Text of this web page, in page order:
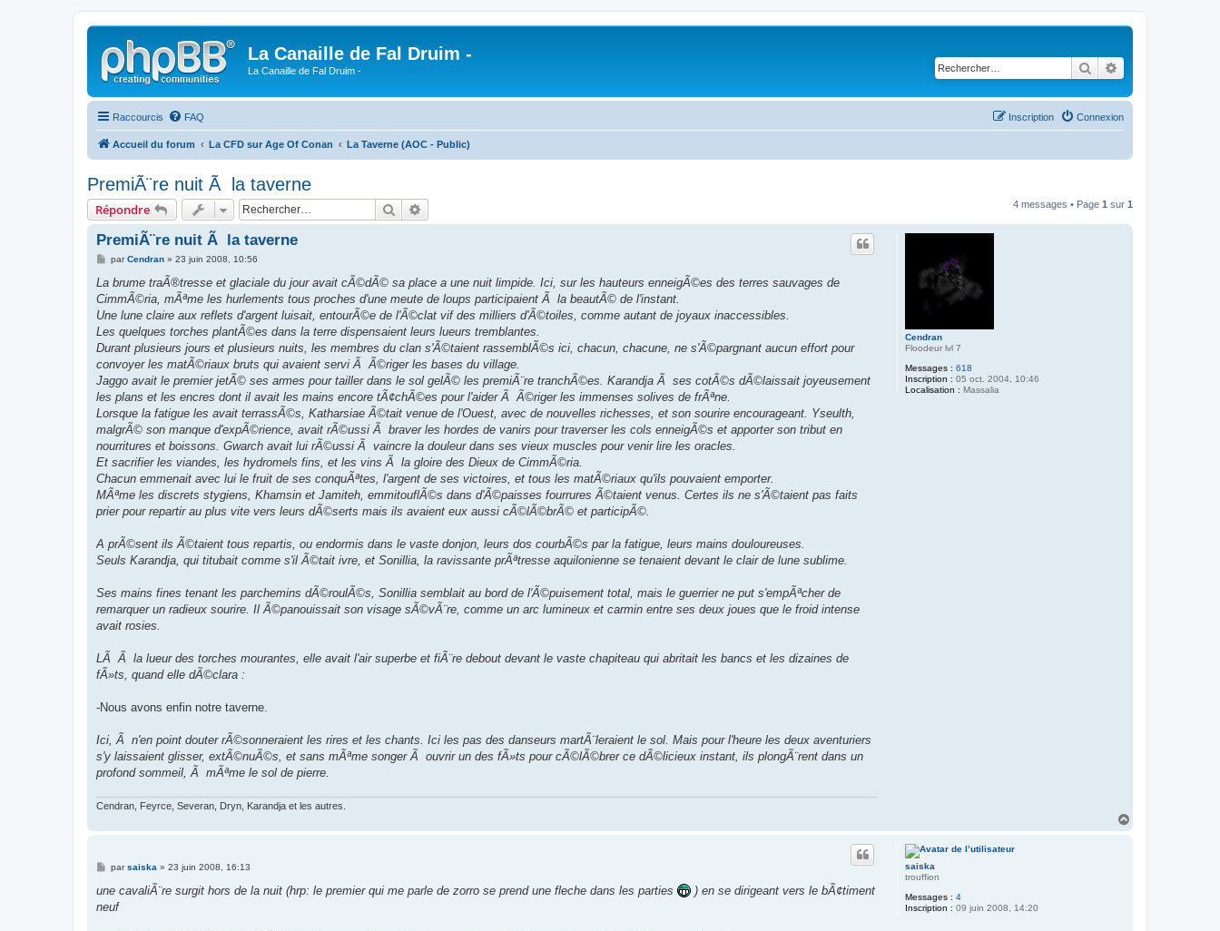
La Canaille de Fal Druim -
La Canaille de Fal Druim - Rechercher
Raccourcis FAQ Connexion
Inscription
Accueil du forum La CFD sur Age Of Conan La Taverne (AOC - Public)
PremiÃ¨re nuit Ã la taverne
Répondre Rechercher 4 messages • Page 1 sur 1
Cendran
Floodeur lvl 7
Messages : 618
Inscription : 05 oct. 2004, 10:46
Localisation : Massalia
PremiÃ¨re nuit Ã la taverne
M
s
a
g
parCendran» 23 juin 2008, 10:56
La brume traÃ®tresse et glaciale du jour avait cÃ©dÃ© sa place a une nuit limpide. Ici, sur les hauteurs enneigÃ©es des terres sauvages de
CimmÃ©ria, mÃªme les hurlements tous proches d'une meute de loups participaient Ã la beautÃ© de l'instant.
Une lune claire aux reflets d'argent luisait, entourÃ©e de l'Ã©clat vif des milliers d'Ã©toiles, comme autant de joyaux inaccessibles.
Les quelques torches plantÃ©es dans la terre dispensaient leurs lueurs tremblantes.
Durant plusieurs jours et plusieurs nuits, les membres du clan s'Ã©taient rassemblÃ©s ici, chacun, chacune, ne s'Ã©pargnant aucun effort pour
convoyer les matÃ©riaux bruts qui avaient servi Ã Ã©riger les bases du village.
Jaggo avait le premier jetÃ© ses armes pour tailler dans le sol gelÃ© les premiÃ¨re tranchÃ©es. Karandja Ã ses cotÃ©s dÃ©laissait joyeusement
les plans et les encres dont il avait les mains encore tÃ¢chÃ©es pour l'aider Ã Ã©riger les immenses solives de frÃªne.
Lorsque la fatigue les avait terrassÃ©s, Katharsiae Ã©tait venue de l'Ouest, avec de nouvelles richesses, et son sourire encourageant. Yseulth,
malgrÃ© son manque d'expÃ©rience, avait rÃ©ussi Ã braver les hordes de vanirs pour traverser les cols enneigÃ©s et apporter son tribut en
nourritures et boissons. Gwarch avait lui rÃ©ussi Ã vaincre la douleur dans ses vieux muscles pour venir lire les oracles.
Et sacrifier les viandes, les hydromels fins, et les vins Ã la gloire des Dieux de CimmÃ©ria.
Chacun emmenait avec lui le fruit de ses conquÃªtes, l'argent de ses victoires, et tous les matÃ©riaux qu'ils pouvaient emporter.
MÃªme les discrets stygiens, Khamsin et Jamiteh, emmitouflÃ©s dans d'Ã©paisses fourrures Ã©taient venus. Certes ils ne s'Ã©taient pas faits
prier pour repartir au plus vite vers leurs dÃ©serts mais ils avaient eux aussi cÃ©lÃ©brÃ© et participÃ©.
A prÃ©sent ils Ã©taient tous repartis, ou endormis dans le vaste donjon, leurs dos courbÃ©s par la fatigue, leurs mains douloureuses.
Seuls Karandja, qui titubait comme s'il Ã©tait ivre, et Sonillia, la ravissante prÃªtresse aquilonienne se tenaient devant le clair de lune sublime.
Ses mains fines tenant les parchemins dÃ©roulÃ©s, Sonillia semblait au bord de l'Ã©puisement total, mais le guerrier ne put s'empÃªcher de
remarquer un radieux sourire. Il Ã©panouissait son visage sÃ©vÃ¨re, comme un arc lumineux et carmin entre ses deux joues que le froid intense
avait rosies.
LÃ Ã la lueur des torches mourantes, elle avait l'air superbe et fiÃ¨re debout devant le vaste chapiteau qui abritait les bancs et les dizaines de
fÃ»ts, quand elle dÃ©clara :
-Nous avons enfin notre taverne.
Ici, Ã n'en point douter rÃ©sonneraient les rires et les chants. Ici les pas des danseurs martÃ¨leraient le sol. Mais pour l'heure les deux aventuriers
s'y laissaient glisser, extÃ©nuÃ©s, et sans mÃªme songer Ã ouvrir un des fÃ»ts pour cÃ©lÃ©brer ce dÃ©licieux instant, ils plongÃ¨rent dans un
profond sommeil, Ã mÃªme le sol de pierre.
Cendran, Feyrce, Severan, Dryn, Karandja et les autres.
saiska
trouffion
Messages : 4
Inscription : 09 juin 2008, 14:20
M
s
a
parsaiska » 23 juin 2008, 16:13
une cavaliÃ¨re surgit hors de la nuit (hrp: le premier qui me parle de zorro se prend une fleche dans les parties
) en se dirigeant vers le bÃ¢timent
neuf